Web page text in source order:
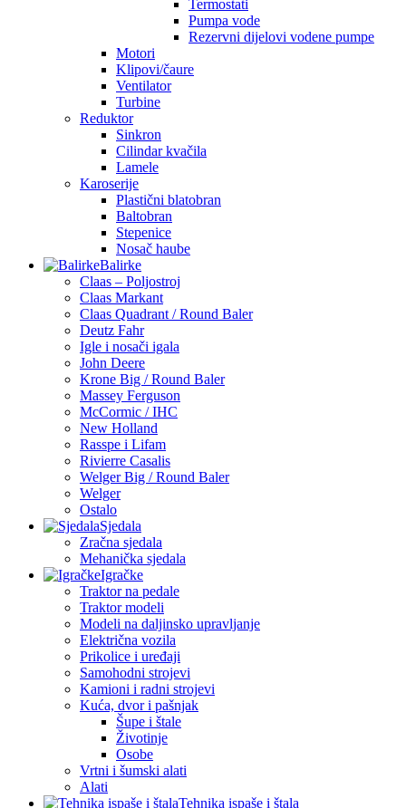
Termostati
Pumpa vode
Rezervni dijelovi vodene pumpe
Motori
Klipovi/čaure
Ventilator
Turbine
Reduktor
Sinkron
Cilindar kvačila
Lamele
Karoserije
Plastični blatobran
Baltobran
Stepenice
Nosač haube
Balirke
Claas – Poljostroj
Claas Markant
Claas Quadrant / Round Baler
Deutz Fahr
Igle i nosači igala
John Deere
Krone Big / Round Baler
Massey Ferguson
McCormic / IHC
New Holland
Rasspe i Lifam
Rivierre Casalis
Welger Big / Round Baler
Welger
Ostalo
Sjedala
Zračna sjedala
Mehanička sjedala
Igračke
Traktor na pedale
Traktor modeli
Modeli na daljinsko upravljanje
Električna vozila
Prikolice i uređaji
Samohodni strojevi
Kamioni i radni strojevi
Kuća, dvor i pašnjak
Šupe i štale
Životinje
Osobe
Vrtni i šumski alati
Alati
Tehnika ispaše i štala